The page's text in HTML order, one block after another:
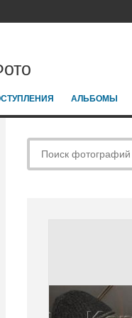
АЛЬБОМЫ